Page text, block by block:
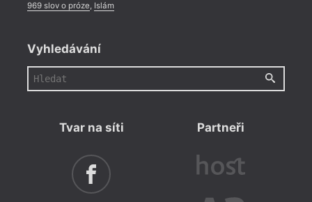
969 slov o próze, Islám
Vyhledávání
Tvar na síti Partneři